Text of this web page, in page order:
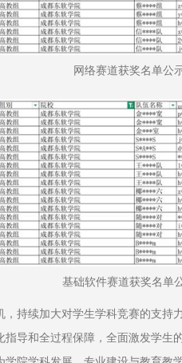
网络赛道获奖名单公
基础软件赛道获奖名单
，持续加大对学生学科竞赛的支持
指导和全过程保障，全面激发学生